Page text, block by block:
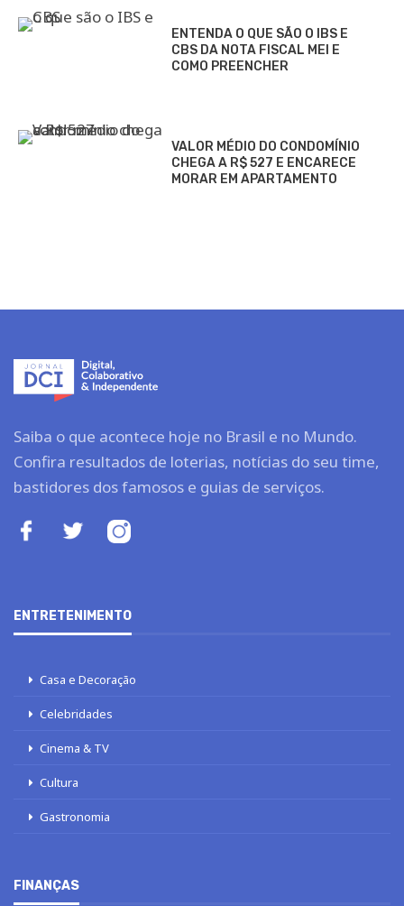
ENTENDA O QUE SÃO O IBS E
CBS DA NOTA FISCAL MEI E
COMO PREENCHER
VALOR MÉDIO DO CONDOMÍNIO
CHEGA A R$ 527 E ENCARECE
MORAR EM APARTAMENTO
Saiba o que acontece hoje no Brasil e no Mundo.
Confira resultados de loterias, notícias do seu time,
bastidores dos famosos e guias de serviços.
ENTRETENIMENTO
Casa e Decoração
Celebridades
Cinema & TV
Cultura
Gastronomia
FINANÇAS